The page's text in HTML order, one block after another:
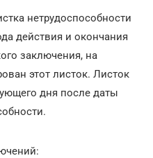
нетрудоспособности
действия и окончания
заключения, на
этот листок. Листок
дня после даты